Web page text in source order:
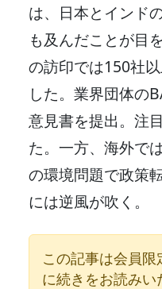
は、日本とインド
も及んだことが目
の訪印では150社
した。業界団体の
意見書を提出。注
た。一方、海外で
の環境問題で政策
には逆風が吹く。
この記事は会員
に続きをお読みい